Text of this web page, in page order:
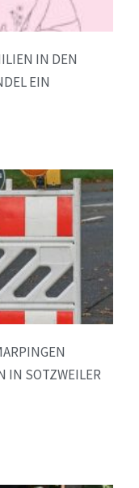
IN DEN
EIN
IN SOTZWEILER